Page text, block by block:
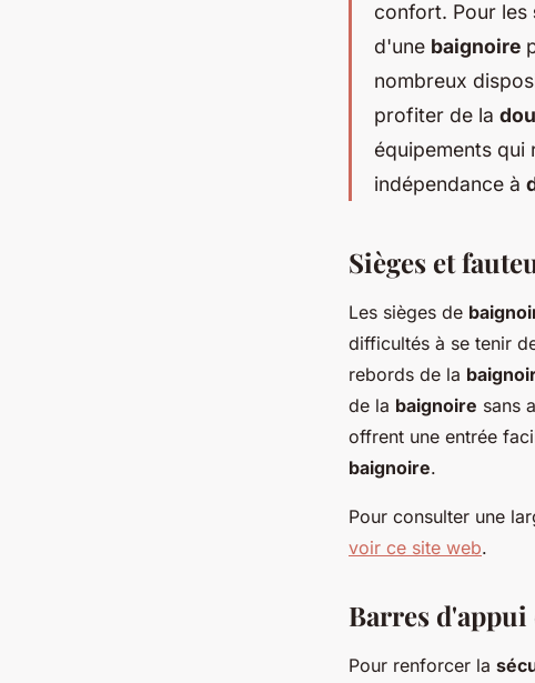
confort. Pour les
d'une baignoire
nombreux
profiter de la
équipements qui
indépendance à
Sièges et
Les sièges de
difficultés à se tenir
rebords de la
de la baignoire sans
offrent une entrée
baignoire.
Pour consulter une
voir ce site web.
Barres d'appui
Pour renforcer la